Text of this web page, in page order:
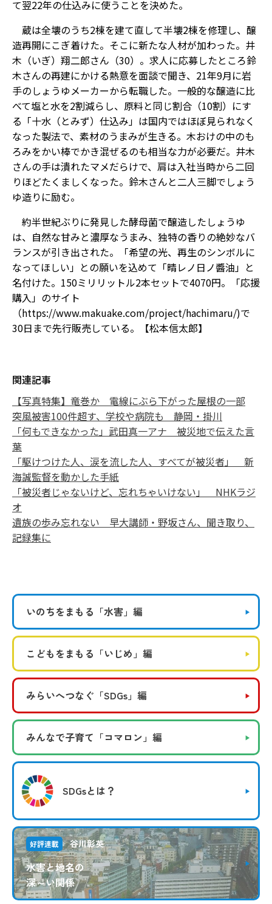
て翌22年の仕込みに使うことを決めた。
蔵は全壊のうち2棟を建て直して半壊2棟を修理し、醸
造再開にこぎ着けた。そこに新たな人材が加わった。井
木（いぎ）翔二郎さん（30）。求人に応募したところ鈴
木さんの再建にかける熱意を面談で聞き、21年9月に岩
手のしょうゆメーカーから転職した。一般的な醸造に比
べて塩と水を2割減らし、原料と同じ割合（10割）にす
る「十水（とみず）仕込み」は国内ではほぼ見られなく
なった製法で、素材のうまみが生きる。木おけの中のも
ろみをかい棒でかき混ぜるのも相当な力が必要だ。井木
さんの手は潰れたマメだらけで、肩は入社当時から二回
りほどたくましくなった。鈴木さんと二人三脚でしょう
ゆ造りに励む。
約半世紀ぶりに発見した酵母菌で醸造したしょうゆ
は、自然な甘みと濃厚なうまみ、独特の香りの絶妙なバ
ランスが引き出された。「希望の光、再生のシンボルに
なってほしい」との願いを込めて「晴レノ日ノ醬油」と
名付けた。150ミリリットル2本セットで4070円。「応援
購入」のサイト
（https://www.makuake.com/project/hachimaru/)で
30日まで先行販売している。【松本信太郎】
関連記事
【写真特集】竜巻か 電線にぶら下がった屋根の一部
突風被害100件超す、学校や病院も 静岡・掛川
「何もできなかった」武田真一アナ 被災地で伝えた言
葉
「駆けつけた人、涙を流した人、すべてが被災者」 新
海誠監督を動かした手紙
「被災者じゃないけど、忘れちゃいけない」 NHKラジ
オ
遺族の歩み忘れない 早大講師・野坂さん、聞き取り、
記録集に
いのちをまもる 「水害」編
こどもをまもる 「いじめ」編
みらいへつなぐ 「SDGs」編
みんなで子育て 「コマロン」編
SDGsとは？
好評連載 谷川彰英
水害と地名の
深～い関係